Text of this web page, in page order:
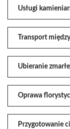
Usługi
Transport
Ubieranie
Oprawa
Przygotowanie